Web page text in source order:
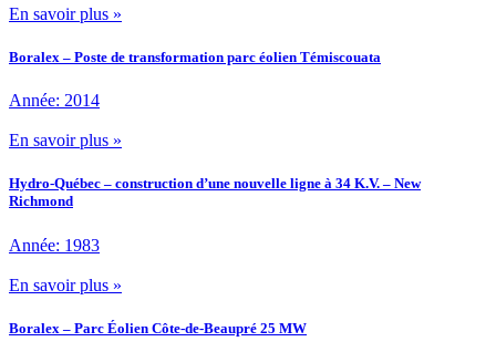
En savoir plus »
Boralex – Poste de transformation parc éolien Témiscouata
Année: 2014
En savoir plus »
Hydro-Québec – construction d’une nouvelle ligne à 34 K.V. – New
Richmond
Année: 1983
En savoir plus »
Boralex – Parc Éolien Côte-de-Beaupré 25 MW